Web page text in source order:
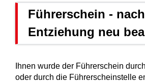
Führerschein - nach
Entziehung neu
Ihnen wurde der Führerschein
oder durch die Führerscheinstelle